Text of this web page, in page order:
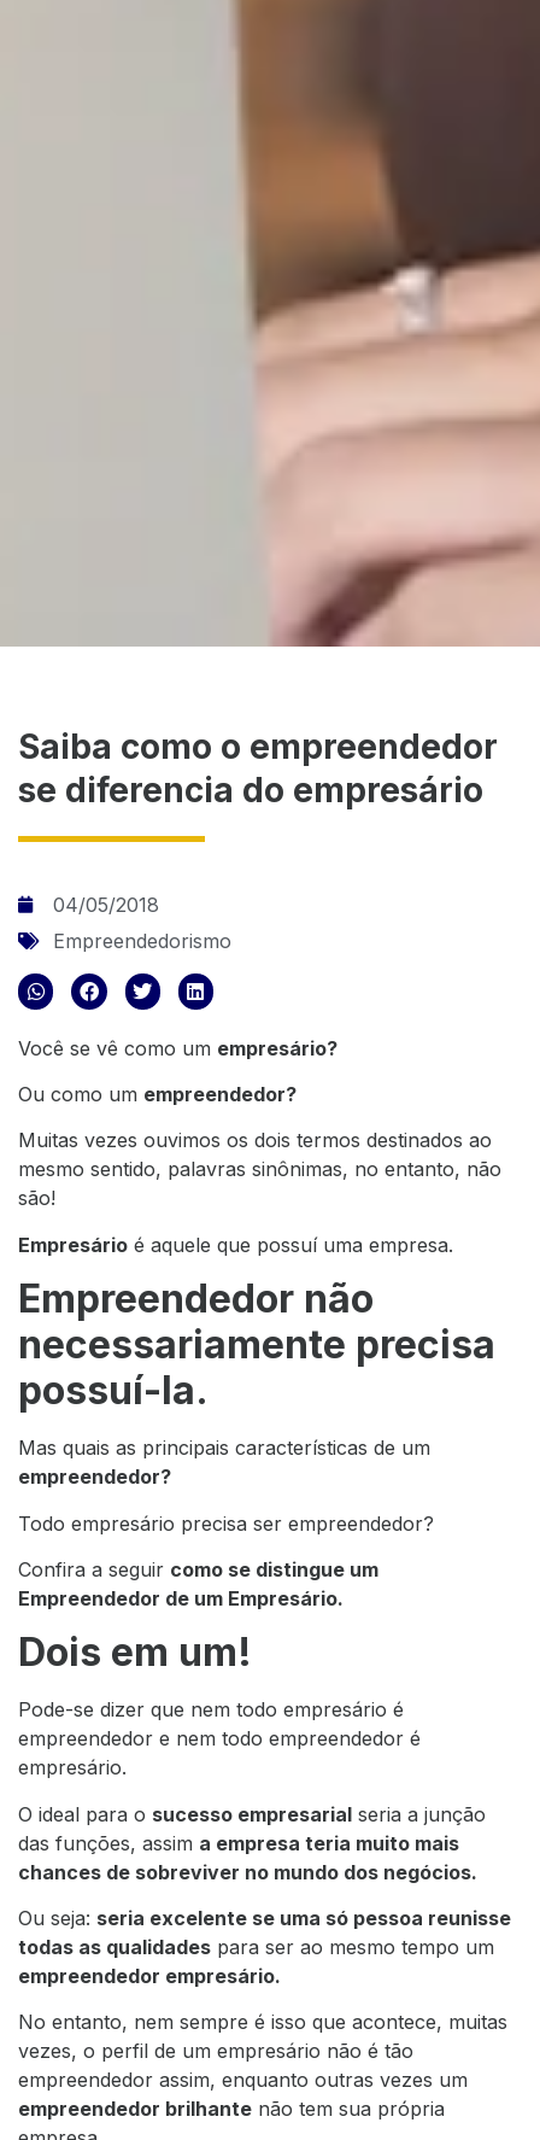
Saiba como o empreendedor
se diferencia do empresário
04/05/2018
Empreendedorismo
Você se vê como um empresário?
Ou como um empreendedor?
Muitas vezes ouvimos os dois termos destinados ao
mesmo sentido, palavras sinônimas, no entanto, não
são!
Empresário é aquele que possuí uma empresa.
Empreendedor não
necessariamente precisa
possuí-la.
Mas quais as principais características de um
empreendedor?
Todo empresário precisa ser empreendedor?
Confira a seguir como se distingue um
Empreendedor de um Empresário.
Dois em um!
Pode-se dizer que nem todo empresário é
empreendedor e nem todo empreendedor é
empresário.
O ideal para o sucesso empresarial seria a junção
das funções, assim a empresa teria muito mais
chances de sobreviver no mundo dos negócios.
Ou seja: seria excelente se uma só pessoa reunisse
todas as qualidades para ser ao mesmo tempo um
empreendedor empresário.
No entanto, nem sempre é isso que acontece, muitas
vezes, o perfil de um empresário não é tão
empreendedor assim, enquanto outras vezes um
empreendedor brilhante não tem sua própria